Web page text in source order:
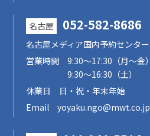
名古屋 052-582-8686
名古屋メディア国内予約センター
営業時間 9:30～17:30（月～金）
9:30～16:30（土）
休業日 日・祝・年末年始
Email yoyaku.ngo@mwt.co.jp